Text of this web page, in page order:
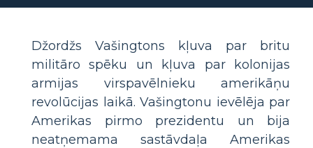
Džordžs Vašingtons kļuva par britu
militāro spēku un kļuva par kolonijas
armijas virspavēlnieku amerikāņu
revolūcijas laikā. Vašingtonu ievēlēja par
Amerikas pirmo prezidentu un bija
neatņemama sastāvdaļa Amerikas